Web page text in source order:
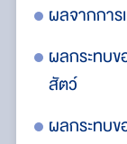
ผลจากกา
ผลกระทบ
สัตว์
ผลกระทบ